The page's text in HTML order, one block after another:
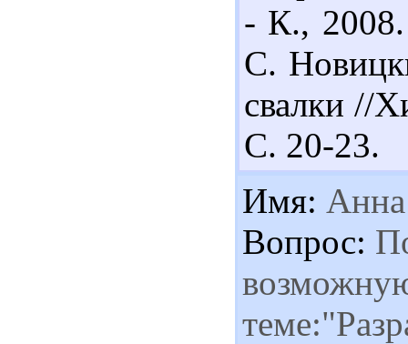
- К.,
С.
свалки //
С. 20-23.
Имя: Анна
Вопрос: